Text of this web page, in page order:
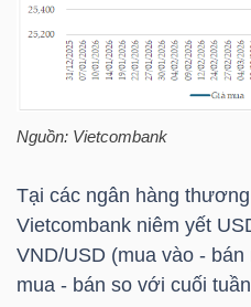
Nguồn: Vietcombank
Tại các ngân hàng
Vietcombank niêm yết
VND/USD (mua vào -
mua - bán so với cuối
NGUYÊN
VẬT